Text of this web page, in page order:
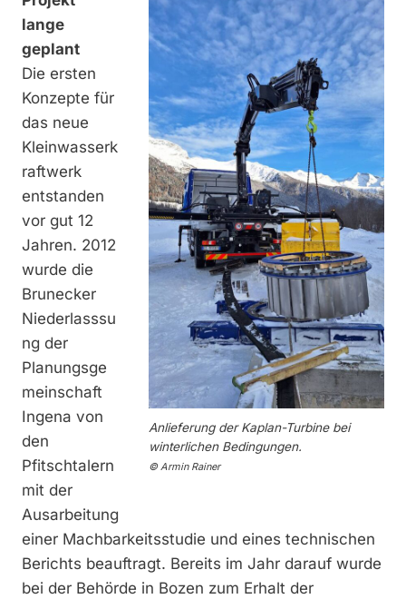
Anlieferung der Kaplan-Turbine bei
winterlichen Bedingungen.
© Armin Rainer
lange
geplant
Die ersten
Konzepte für
das neue
Kleinwasserk
raftwerk
entstanden
vor gut 12
Jahren. 2012
wurde die
Brunecker
Niederlasssu
ng der
Planungsge
meinschaft
Ingena von
den
Pfitschtalern
mit der
Ausarbeitung
einer Machbarkeitsstudie und eines technischen
Berichts beauftragt. Bereits im Jahr darauf wurde
bei der Behörde in Bozen zum Erhalt der